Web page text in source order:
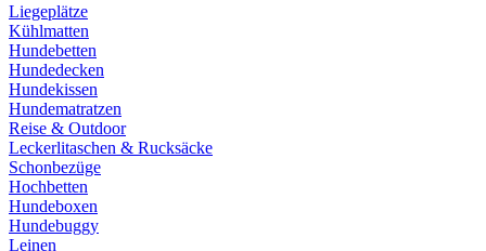
Liegeplätze
Kühlmatten
Hundebetten
Hundedecken
Hundekissen
Hundematratzen
Reise & Outdoor
Leckerlitaschen & Rucksäcke
Schonbezüge
Hochbetten
Hundeboxen
Hundebuggy
Leinen